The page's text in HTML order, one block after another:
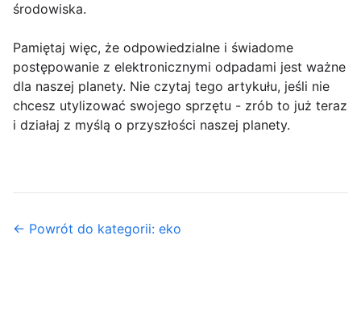
środowiska.
Pamiętaj więc, że odpowiedzialne i świadome
postępowanie z elektronicznymi odpadami jest ważne
dla naszej planety. Nie czytaj tego artykułu, jeśli nie
chcesz utylizować swojego sprzętu - zrób to już teraz
i działaj z myślą o przyszłości naszej planety.
← Powrót do kategorii: eko